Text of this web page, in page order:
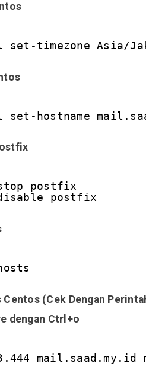
set-timezone Asia/
set-hostname
postfix
postfix
Centos (Cek Dengan
dengan Ctrl+o
mail.saad.my.id